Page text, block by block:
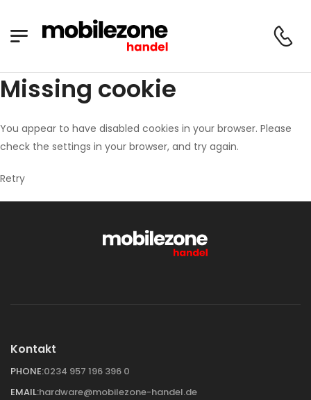
Missing cookie
You appear to have disabled cookies in your browser. Please
check the settings in your browser, and try again.
Retry
Kontakt
PHONE:0234 957 196 396 0
EMAIL:hardware@mobilezone-handel.de